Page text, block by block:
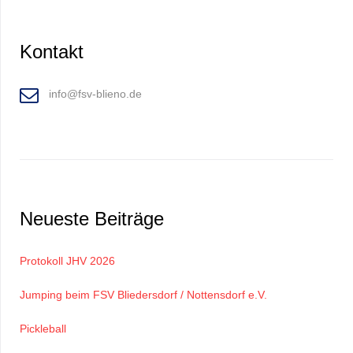
Kontakt
info@fsv-blieno.de
Neueste Beiträge
Protokoll JHV 2026
Jumping beim FSV Bliedersdorf / Nottensdorf e.V.
Pickleball